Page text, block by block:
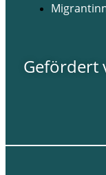
Gefördert